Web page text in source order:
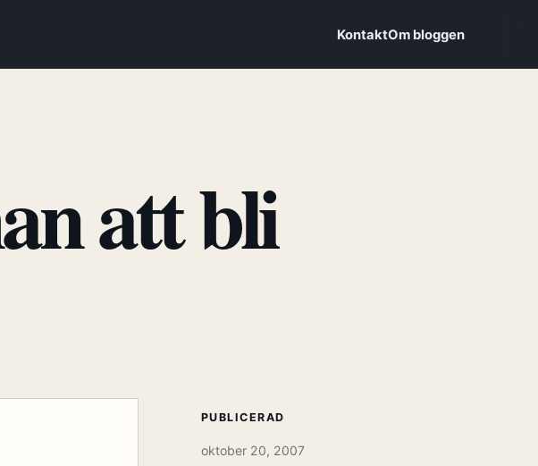
KontaktOm bloggen
att bli
PUBLICERAD
oktober 20, 2007